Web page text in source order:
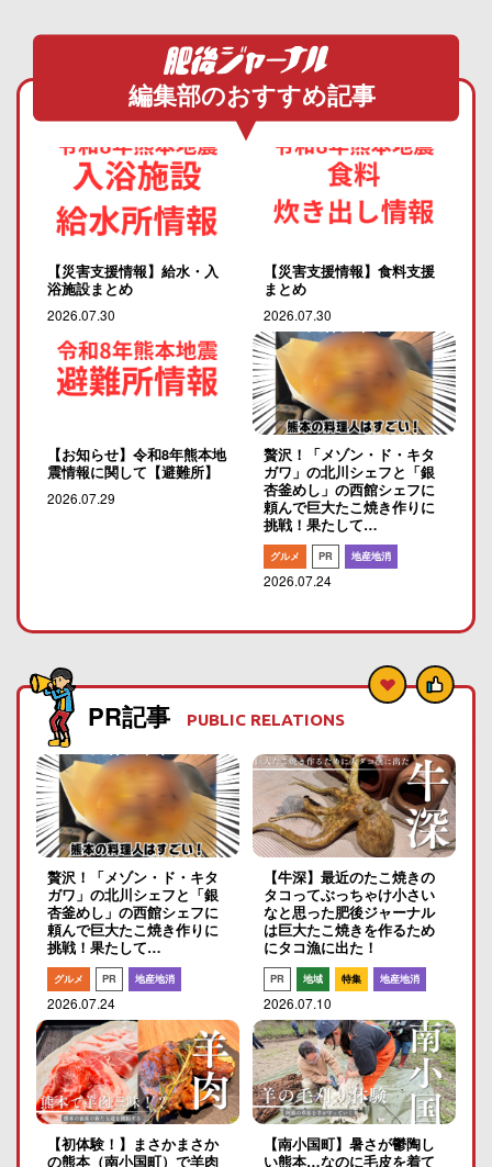
編集部のおすすめ記事
【災害支援情報】給水・入
浴施設まとめ
2026.07.30
【災害支援情報】食料支援
まとめ
2026.07.30
【お知らせ】令和8年熊本地
震情報に関して【避難所】
2026.07.29
贅沢！「メゾン・ド・キタ
ガワ」の北川シェフと「銀
杏釜めし」の西館シェフに
頼んで巨大たこ焼き作りに
挑戦！果たして…
グルメ PR 地産地消
2026.07.24
PR記事 PUBLIC RELATIONS
贅沢！「メゾン・ド・キタ
ガワ」の北川シェフと「銀
杏釜めし」の西館シェフに
頼んで巨大たこ焼き作りに
挑戦！果たして…
グルメ PR 地産地消
2026.07.24
【牛深】最近のたこ焼きの
タコってぶっちゃけ小さい
なと思った肥後ジャーナル
は巨大たこ焼きを作るため
にタコ漁に出た！
PR 地域 特集 地産地消
2026.07.10
【初体験！】まさかまさか
の熊本（南小国町）で羊肉
【南小国町】暑さが鬱陶し
い熊本…なのに毛皮を着て